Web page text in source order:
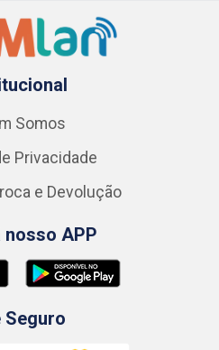
Somos
Privacidade
e Devolução
nosso APP
Seguro